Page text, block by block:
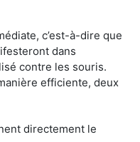
c’est-à-dire que
dans
contre les souris.
efficiente, deux
directement le